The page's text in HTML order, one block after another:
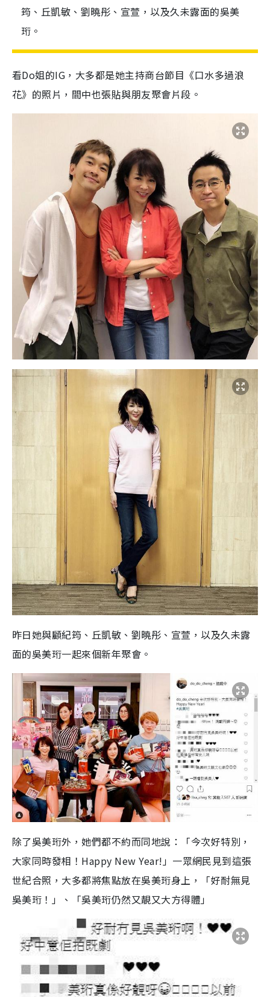
筠、丘凱敏、劉曉彤、宣萱，以及久未露面的吳美
珩。
看Do姐的IG，大多都是她主持商台節目《口水多過浪
花》的照片，間中也張貼與朋友聚會片段。
昨日她與顧紀筠、丘凱敏、劉曉彤、宣萱，以及久未露
面的吳美珩一起來個新年聚會。
除了吳美珩外，她們都不約而同地說：「今次好特別，
大家同時發相！Happy New Year!」一眾網民見到這張
世紀合照，大多都將焦點放在吳美珩身上，「好耐無見
吳美珩！」、「吳美珩仍然又靚又大方得體」